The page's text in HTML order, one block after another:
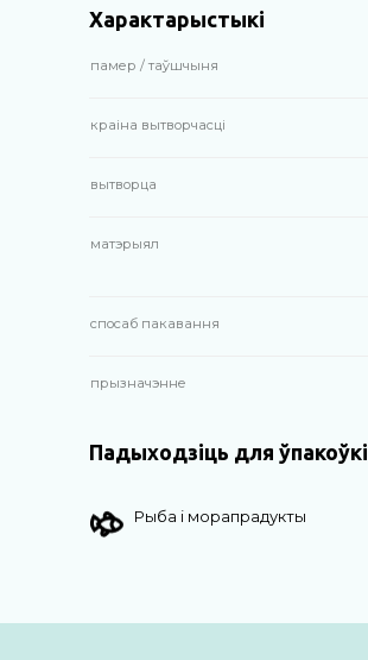
Характарыстыкі
памер / таўшчыня
краіна вытворчасці
вытворца
матэрыял
спосаб пакавання
прызначэнне
Падыходзіць для ўпакоўкі
Рыба і морапрадукты